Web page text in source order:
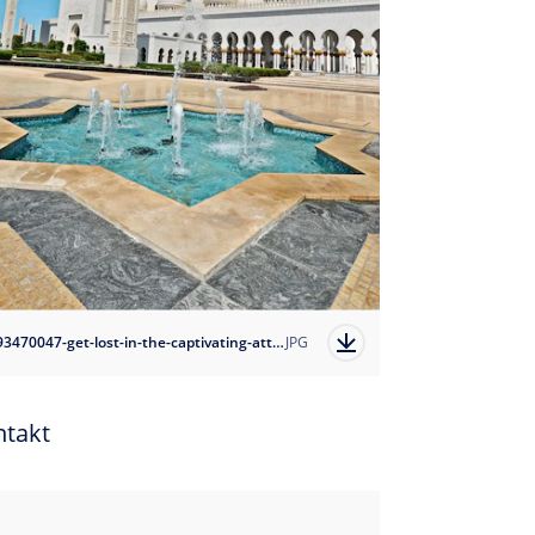
1693470047-get-lost-in-the-captivating-attractions-of-abu-dhabi?auto=formatJPG